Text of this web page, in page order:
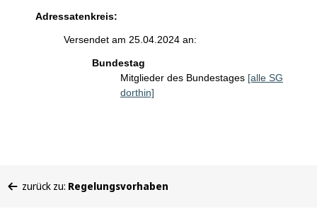
Adressatenkreis:
Versendet am 25.04.2024 an:
Bundestag
Mitglieder des Bundestages [alle SG
dorthin]
befinden
zurück zu: Regelungsvorhaben